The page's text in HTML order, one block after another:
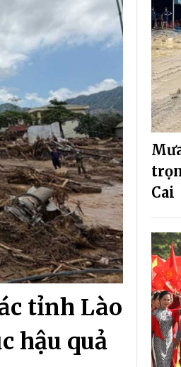
tỉnh Lào
hậu quả
Cai